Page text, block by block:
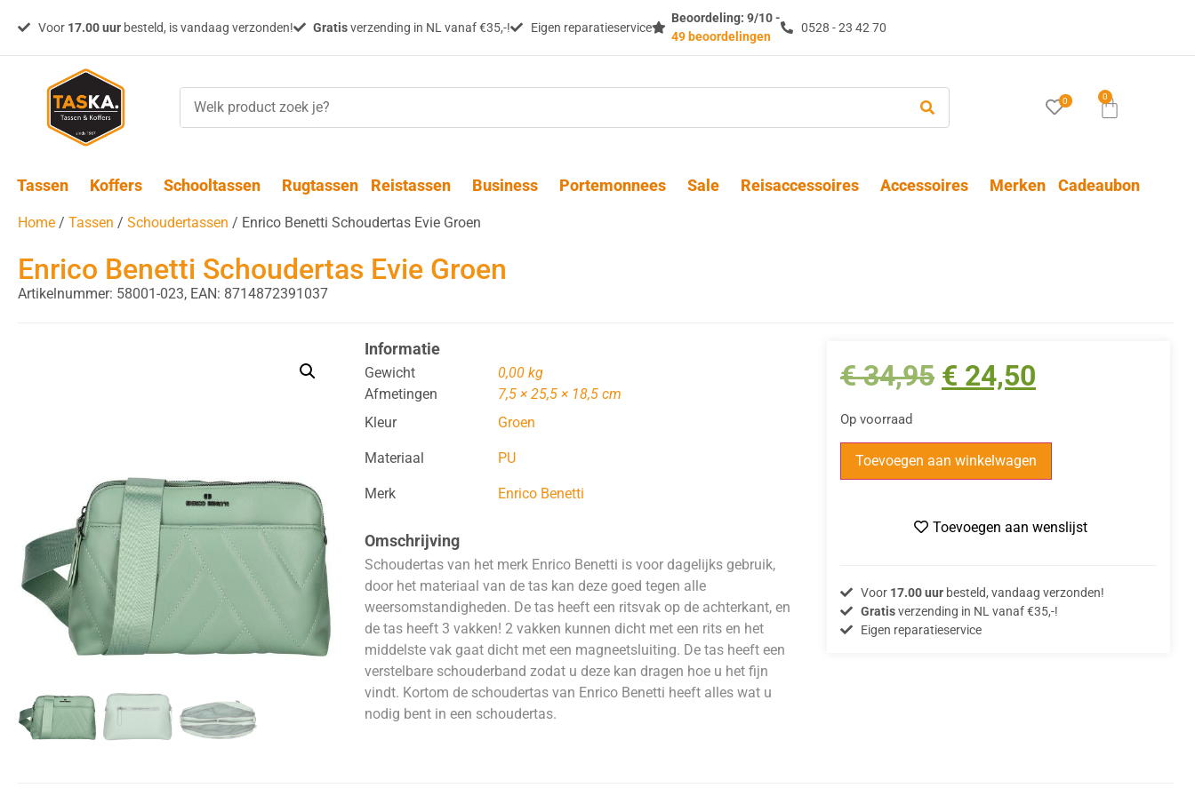
Voor 17.00 uurbesteld, is vandaag verzonden! Gratisverzending in NL vanaf €35,-! Eigen reparatieservice
Beoordeling: 9/10 -
49 beoordelingen
0528 - 23 42 70
0 0
Tassen Koffers Schooltassen Rugtassen Reistassen Business Portemonnees Sale Reisaccessoires Accessoires Merken Cadeaubon
Home / Tassen / Schoudertassen / Enrico Benetti Schoudertas Evie Groen
Enrico Benetti Schoudertas Evie Groen
Artikelnummer: 58001-023, EAN: 8714872391037
Informatie
Gewicht
0,00 kg
Afmetingen
7,5 × 25,5 × 18,5 cm
Kleur
Groen
Materiaal PU
Merk Enrico Benetti
Omschrijving
Schoudertas van het merk Enrico Benetti is voor dagelijks gebruik,
door het materiaal van de tas kan deze goed tegen alle
weersomstandigheden. De tas heeft een ritsvak op de achterkant, en
de tas heeft 3 vakken! 2 vakken kunnen dicht met een rits en het
middelste vak gaat dicht met een magneetsluiting. De tas heeft een
verstelbare schouderband zodat u deze kan dragen hoe u het fijn
vindt. Kortom de schoudertas van Enrico Benetti heeft alles wat u
nodig bent in een schoudertas.
€34,95 € 24,50
Op voorraad
Toevoegen aan winkelwagen
Toevoegen aan wenslijst
Voor 17.00 uurbesteld, vandaag verzonden!
Gratisverzending in NL vanaf €35,-!
Eigen reparatieservice